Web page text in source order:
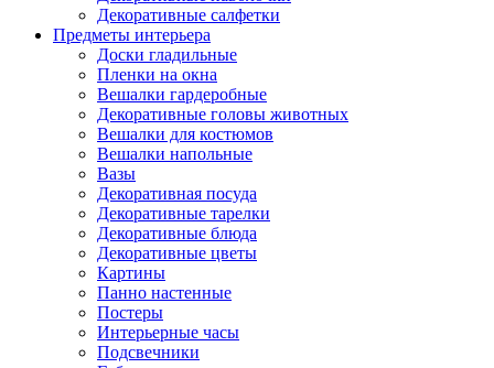
Декоративные салфетки
Предметы интерьера
Доски гладильные
Пленки на окна
Вешалки гардеробные
Декоративные головы животных
Вешалки для костюмов
Вешалки напольные
Вазы
Декоративная посуда
Декоративные тарелки
Декоративные блюда
Декоративные цветы
Картины
Панно настенные
Постеры
Интерьерные часы
Подсвечники